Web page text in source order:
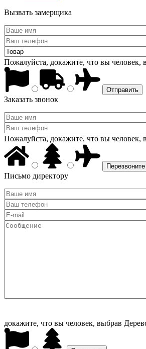
Вызвать замерщика
Пожалуйста, докажите, что вы человек,
Заказать звонок
Пожалуйста, докажите, что вы человек,
Письмо директору
докажите, что вы человек, выбрав